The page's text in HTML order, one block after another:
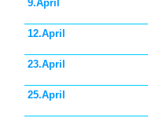
9.April
12.April
23.April
25.April